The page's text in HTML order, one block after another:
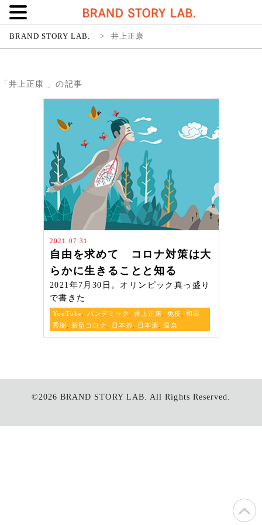
BRAND STORY LAB. > 井上正康
「井上正康 」の記事
2021.07.31
自由を求めて コロナ対策は大
らかに生きることと知る
2021年7月30日。オリンピック真っ盛り
で書きた
YouTube パンデミック ,井上正康 免疫
和田
秀樹
新型コロナ 日本茶 日本酒 ,温泉
©2026 BRAND STORY LAB. All Rights Reserved.